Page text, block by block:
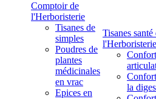
Comptoir de
l'Herboristerie
Tisanes de
simples
Poudres de
plantes
médicinales
en vrac
Epices en
Tisanes santé
l'Herboristerie
la